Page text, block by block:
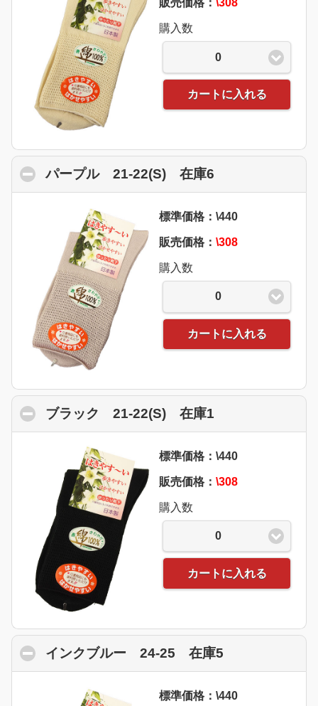
販売価格： \308
購入数
0
カートに入れる
パープル 21-22(S) 在庫6
標準価格：\440
販売価格： \308
購入数
0
カートに入れる
ブラック 21-22(S) 在庫1
標準価格：\440
販売価格： \308
購入数
0
カートに入れる
インクブルー 24-25 在庫5
標準価格：\440